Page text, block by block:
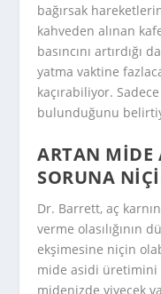
bağırsak
kahveden alınan
basıncını artırdığı
yatma vaktine
kaçırabiliyor.
bulunduğunu
ARTAN MIDE
SORUNA
Dr. Barrett, aç
verme olasılığının
ekşimesine niçin
mide asidi
midenizde yiyecek